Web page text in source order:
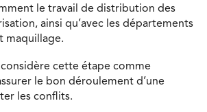
le travail de distribution des
ainsi qu’avec les départements
maquillage.
cette étape comme
le bon déroulement d’une
les conflits.